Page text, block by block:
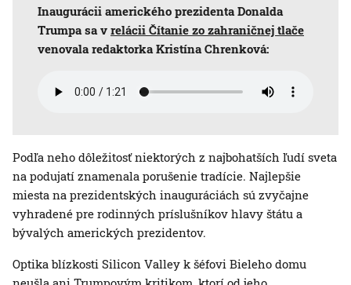
Inaugurácii amerického prezidenta Donalda
Trumpa sa v relácii Čítanie zo zahraničnej tlače
venovala redaktorka Kristína Chrenková:
Podľa neho dôležitosť niektorých z najbohatších ľudí sveta
na podujatí znamenala porušenie tradície. Najlepšie
miesta na prezidentských inauguráciách sú zvyčajne
vyhradené pre rodinných príslušníkov hlavy štátu a
bývalých amerických prezidentov.
Optika blízkosti Silicon Valley k šéfovi Bieleho domu